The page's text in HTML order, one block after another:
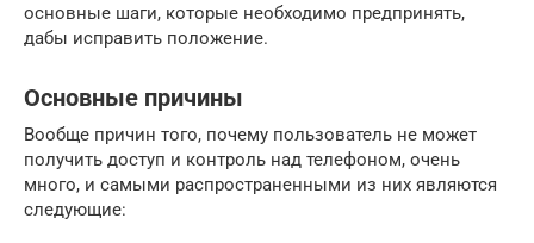
основные шаги, которые необходимо предпринять,
дабы исправить положение.
Основные причины
Вообще причин того, почему пользователь не может
получить доступ и контроль над телефоном, очень
много, и самыми распространенными из них являются
следующие: